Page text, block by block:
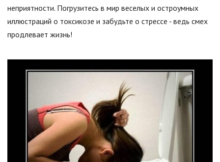
неприятности. Погрузитесь в мир веселых и остроумных
иллюстраций о токсикозе и забудьте о стрессе - ведь смех
продлевает жизнь!